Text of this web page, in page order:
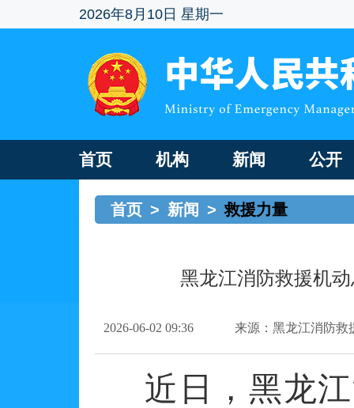
2026年8月10日 星期一
首页 机构 新闻 公开
首页 > 新闻 > 救援力量
黑龙江消防救援机
2026-06-02 09:36 来源：黑龙江消防救
近日，黑龙